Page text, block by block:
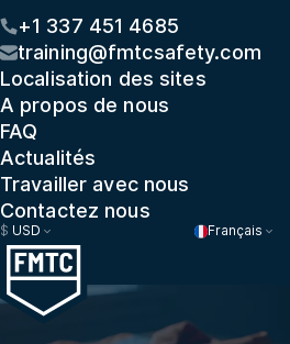
+1 337 451 4685
training@fmtcsafety.com
Localisation des sites
A propos de nous
FAQ
Actualités
Travailler avec nous
Contactez nous
$ USD Français